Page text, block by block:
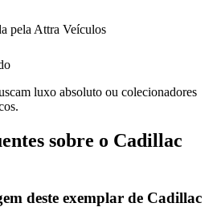
pela Attra Veículos
luxo absoluto ou colecionadores
sobre o Cadillac
deste exemplar de Cadillac